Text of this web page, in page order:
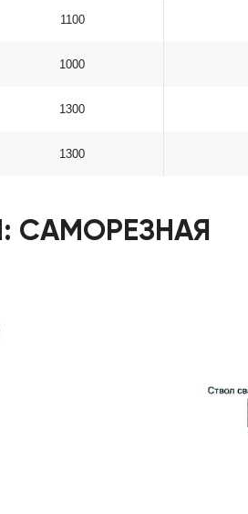
1100
1000
1300
1300
САМОРЕЗНАЯ